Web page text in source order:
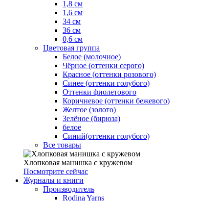
1,8 см
1,6 см
34 см
36 см
0,6 см
Цветовая группа
Белое (молочное)
Чёрное (оттенки серого)
Красное (оттенки розового)
Синее (оттенки голубого)
Оттенки фиолетового
Коричневое (оттенки бежевого)
Желтое (золото)
Зелёное (бирюза)
белое
Синий(оттенки голубого)
Все товары
Хлопковая манишка с кружевом
Посмотрите сейчас
Журналы и книги
Производитель
Rodina Yarns